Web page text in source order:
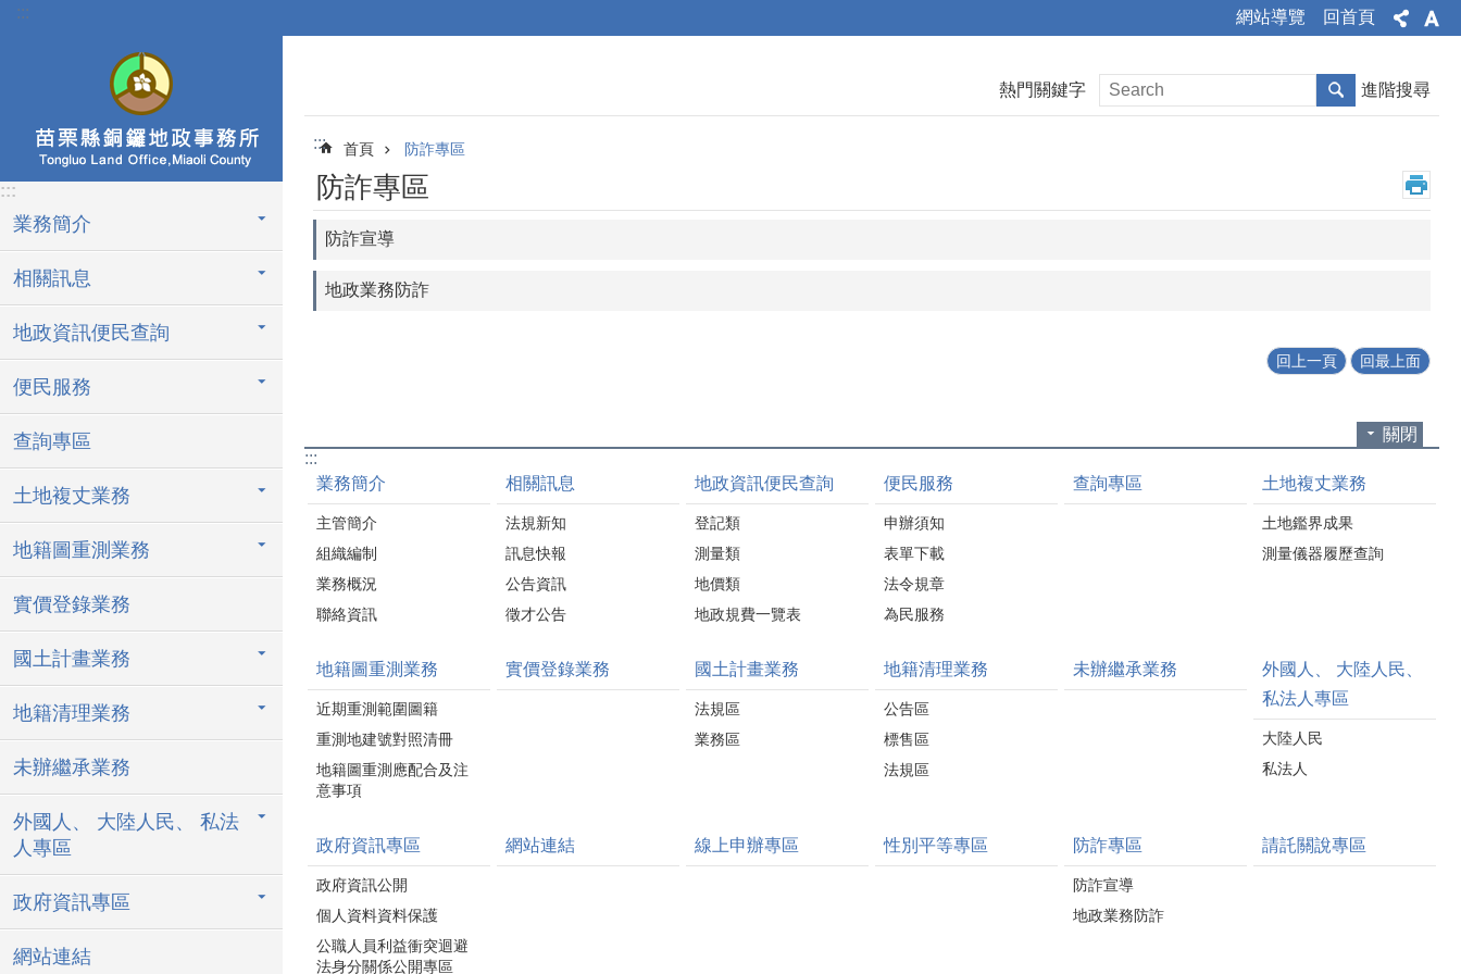
跳到主要內容區塊
::: 網站導覽 回首頁
:::
業務簡介
相關訊息
地政資訊便民查詢
便民服務
查詢專區
土地複丈業務
地籍圖重測業務
實價登錄業務
國土計畫業務
地籍清理業務
未辦繼承業務
外國人、 大陸人民、 私法
人專區
政府資訊專區
網站連結
熱門關鍵字 進階搜尋
::: 首頁 防詐專區
防詐專區
防詐宣導
地政業務防詐
回上一頁 回最上面
關閉
:::
業務簡介
主管簡介
組織編制
業務概況
聯絡資訊
相關訊息
法規新知
訊息快報
公告資訊
徵才公告
地政資訊便民查詢
登記類
測量類
地價類
地政規費一覽表
便民服務
申辦須知
表單下載
法令規章
為民服務
查詢專區 土地複丈業務
土地鑑界成果
測量儀器履歷查詢
地籍圖重測業務
近期重測範圍圖籍
重測地建號對照清冊
地籍圖重測應配合及注
意事項
實價登錄業務 國土計畫業務
法規區
業務區
地籍清理業務
公告區
標售區
法規區
未辦繼承業務
外國人、 大陸人民、
私法人專區
大陸人民
私法人
政府資訊專區
政府資訊公開
個人資料資料保護
公職人員利益衝突迴避
法身分關係公開專區
網站連結 線上申辦專區 性別平等專區 防詐專區
防詐宣導
地政業務防詐
請託關說專區